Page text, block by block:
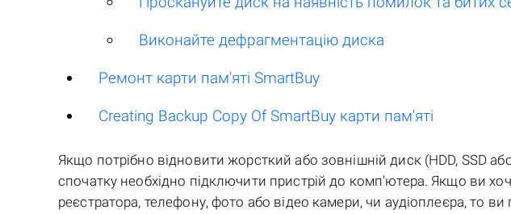
Виконайте дефрагментацію диска
Ремонт карти пам'яті SmartBuy
Creating Backup Copy Of SmartBuy карти пам'яті
Якщо потрібно відновити жорсткий або зовнішній диск (HDD, SSD
спочатку необхідно підключити пристрій до комп'ютера. Якщо ви
реєстратора, телефону, фото або відео камери, чи аудіоплеєра, то ви